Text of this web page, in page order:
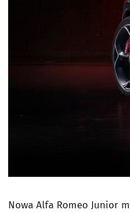
Nowa Alfa Romeo Junior